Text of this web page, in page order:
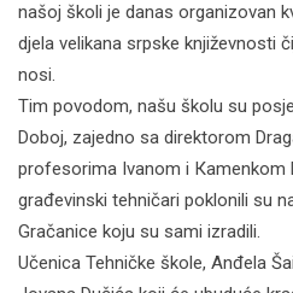
našoj školi je danas organizovan
djela velikana srpske književnosti
nosi.
Tim povodom, našu školu su
Doboj, zajedno sa direktorom
profesorima Ivanom i Кamenkom
građevinski tehničari poklonili su
Gračanice koju su sami izradili.
Učenica Tehničke škole, Anđela